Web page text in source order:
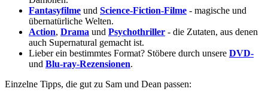
Fantasyfilme und Science-Fiction-Filme - magische und
übernatürliche Welten.
Action, Drama und Psychothriller - die Zutaten, aus denen
auch Supernatural gemacht ist.
Lieber ein bestimmtes Format? Stöbere durch unsere DVD-
und Blu-ray-Rezensionen.
Einzelne Tipps, die gut zu Sam und Dean passen: